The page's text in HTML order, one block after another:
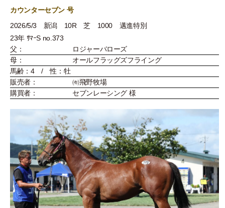
カウンターセブン 号
2026/5/3 新潟 10R 芝 1000 邁進特別
23年 ｻﾏｰS no.373
父：
ロジャーバローズ
母：
オールフラッグズフライング
馬齢：4 / 性：牡
販売者：
㈲飛野牧場
購買者：
セブンレーシング 様